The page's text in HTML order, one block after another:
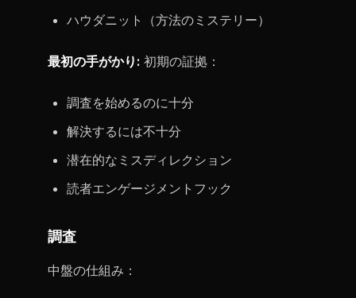
ハウダニット（方法のミステリー）
最初の手がかり: 初期の証拠：
調査を始めるのに十分
解決するには不十分
潜在的なミスディレクション
読者エンゲージメントフック
調査
中盤の仕組み：